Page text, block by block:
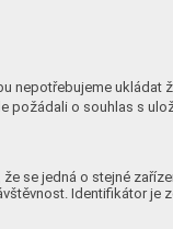
nepotřebujeme ukládat
požádali o souhlas s
se jedná o stejné
Identifikátor je